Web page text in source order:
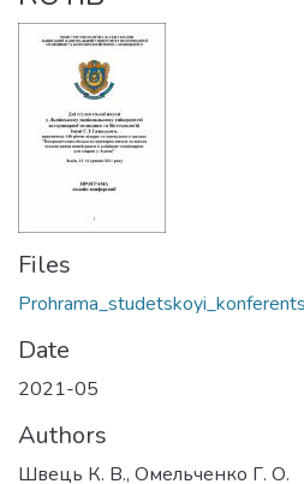
Files
Date
2021-05
Authors
Швець К. В., Омельченко Г. О.